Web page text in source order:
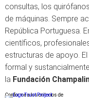
consultas, los
de máquinas. Sempre
República Portuguesa.
científicos,
estructuras de apoyo.
formal y
la Fundación
Conforme a los criterios de